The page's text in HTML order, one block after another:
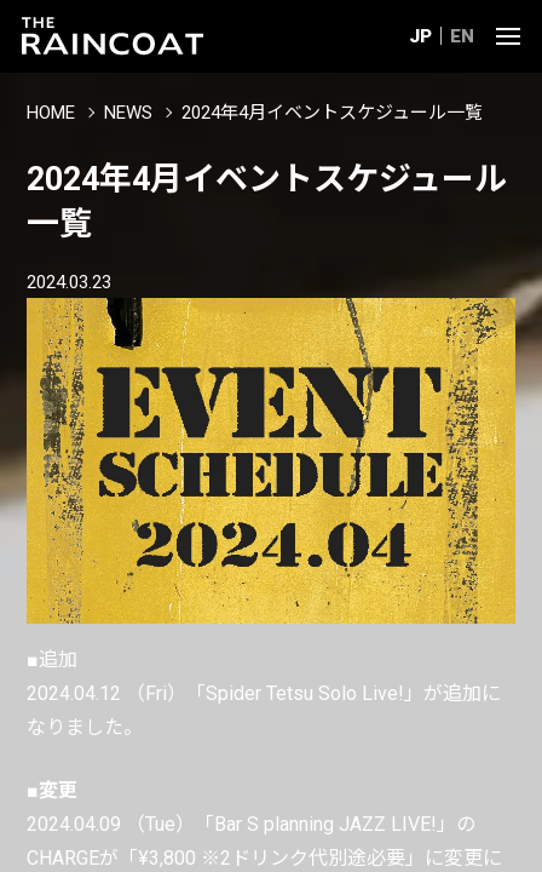
JP EN
HOME NEWS 2024年4月イベントスケジュール一覧
2024年4月イベントスケジュール
一覧
2024.03.23
■追加
2024.04.12 （Fri）「Spider Tetsu Solo Live!」が追加に
なりました。
■変更
2024.04.09 （Tue）「Bar S planning JAZZ LIVE!」の
CHARGEが「¥3,800 ※2ドリンク代別途必要」に変更に